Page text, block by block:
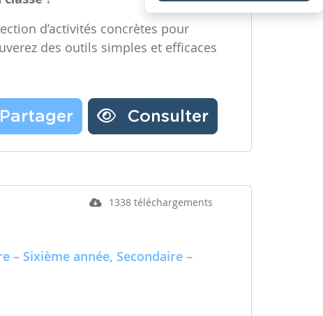
d’activités concrètes pour
des outils simples et efficaces
Partager Consulter
1338 téléchargements
– Sixième année, Secondaire –